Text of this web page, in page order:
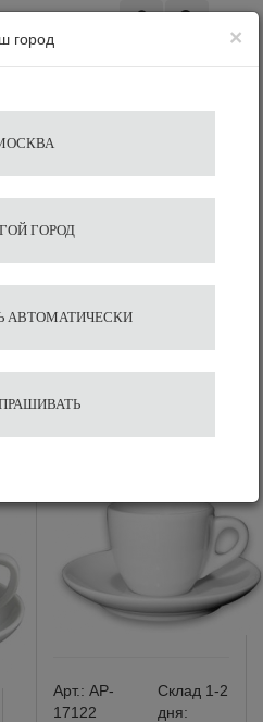
из серии:
Арт.: AP-
17122
Склад 1-2
дня:
×
город
ГОРОД
АВТОМАТИЧЕСКИ